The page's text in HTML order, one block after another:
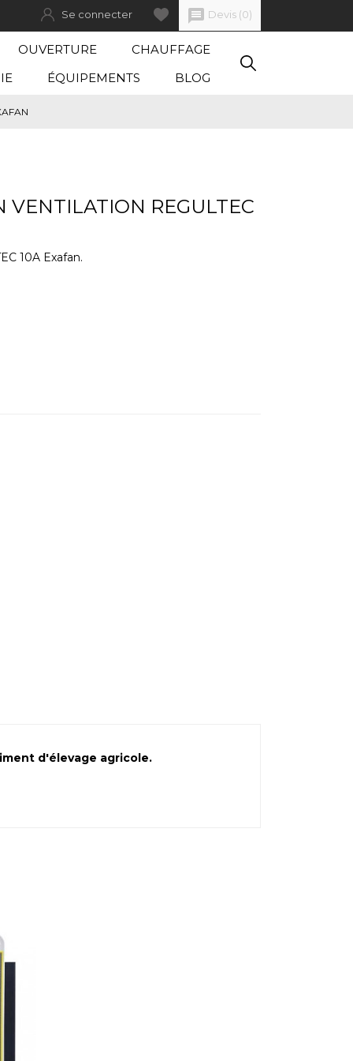
Se connecter message Devis (0)
OUVERTURE
CHAUFFAGE
ÉQUIPEMENTS BLOG
VENTILATION REGULTEC
10A Exafan.
d'élevage agricole.